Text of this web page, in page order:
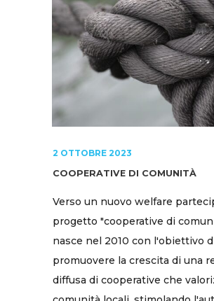
2 OTTOBRE 2023
COOPERATIVE DI COMUNITÀ
Verso un nuovo welfare
progetto "cooperative di
nasce nel 2010 con l'obiettivo
promuovere la crescita di una
diffusa di cooperative che